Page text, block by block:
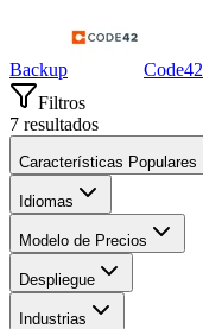
Backup Code42
Filtros
7 resultados
Características Populares
Idiomas
Modelo de Precios
Despliegue
Industrias